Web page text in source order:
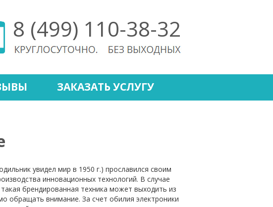
8 (499) 110-38-32
ЗАКАЗАТЬ УСЛУГУ
увидел мир в 1950 г.) прославился своим
инновационных технологий. В случае
брендированная техника может выходить из
обращать внимание. За счет обилия электроники